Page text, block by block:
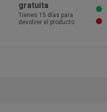
gratuita
Tienes 15 días para
devolver el producto